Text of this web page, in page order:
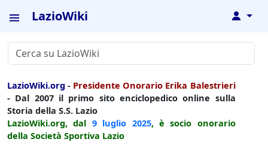
LazioWiki ↓
LazioWiki.org - Presidente Onorario Erika Balestrieri
- Dal 2007 il primo sito enciclopedico online sulla
Storia della S.S. Lazio
LazioWiki.org, dal 9 luglio 2025, è socio onorario
della Società Sportiva Lazio